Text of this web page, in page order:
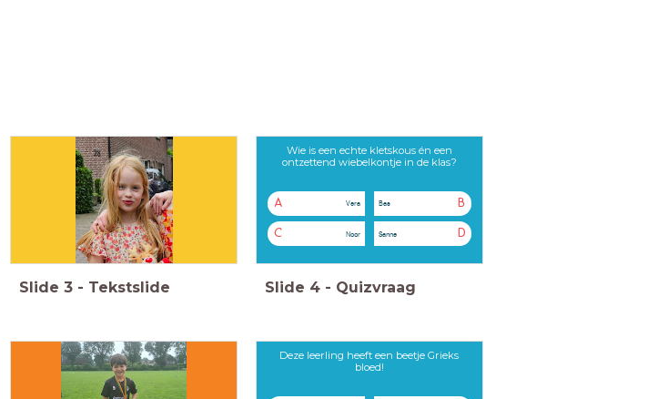
Slide 3 - Tekstslide
Wie is een echte kletskous én een
ontzettend wiebelkontje in de klas?
A Vera B
Bas
C Noor D
Sanne
Slide 4 - Quizvraag
Deze leerling heeft een beetje Grieks
bloed!